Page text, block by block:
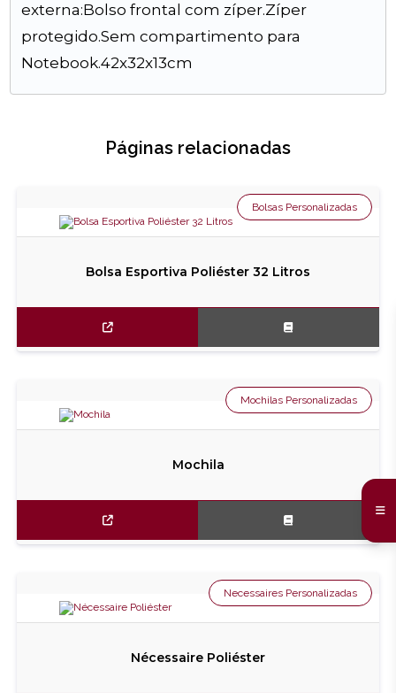
externa:Bolso frontal com zíper.Zíper
protegido.Sem compartimento para
Notebook.42x32x13cm
Páginas relacionadas
Bolsa Esportiva Poliéster 32 Litros
Bolsas Personalizadas
Mochila
Mochilas Personalizadas
Nécessaire Poliéster
Necessaires Personalizadas